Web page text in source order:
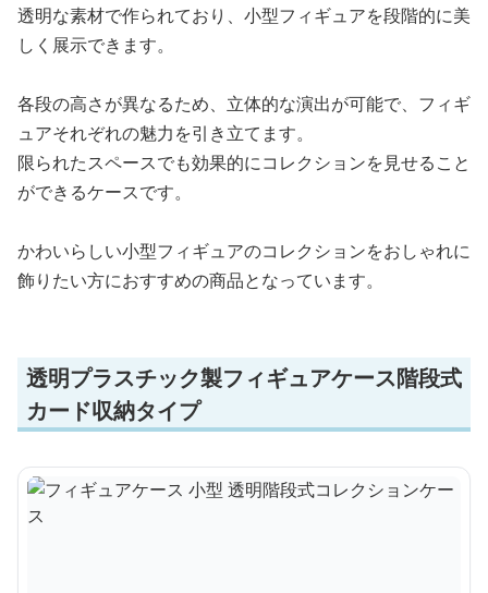
透明な素材で作られており、小型フィギュアを段階的に美
しく展示できます。
各段の高さが異なるため、立体的な演出が可能で、フィギ
ュアそれぞれの魅力を引き立てます。
限られたスペースでも効果的にコレクションを見せること
ができるケースです。
かわいらしい小型フィギュアのコレクションをおしゃれに
飾りたい方におすすめの商品となっています。
透明プラスチック製フィギュアケース階段式
カード収納タイプ